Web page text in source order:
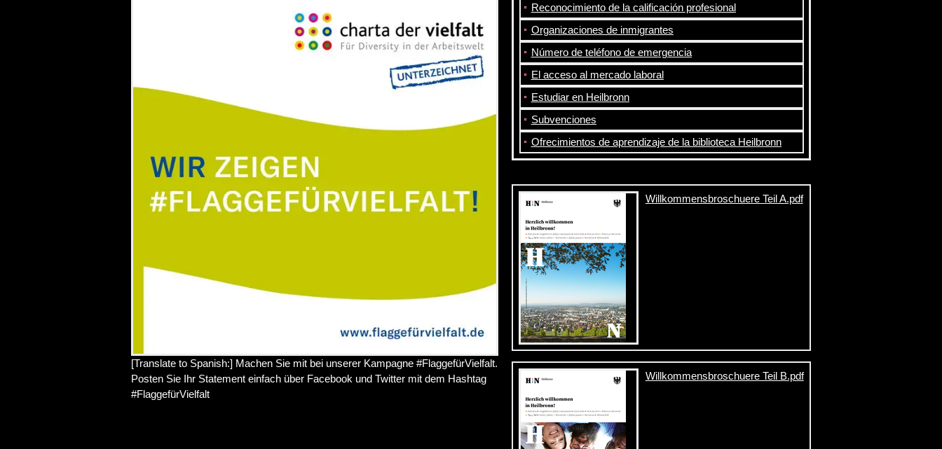
[Translate to Spanish:] Machen Sie mit bei unserer Kampagne #FlaggefürVielfalt.
Posten Sie Ihr Statement einfach über Facebook und Twitter mit dem Hashtag
#FlaggefürVielfalt
Reconocimiento de la calificación profesional
Organizaciones de inmigrantes
Número de teléfono de emergencia
El acceso al mercado laboral
Estudiar en Heilbronn
Subvenciones
Ofrecimientos de aprendizaje de la biblioteca Heilbronn
Willkommensbroschuere Teil A.pdf
Willkommensbroschuere Teil B.pdf